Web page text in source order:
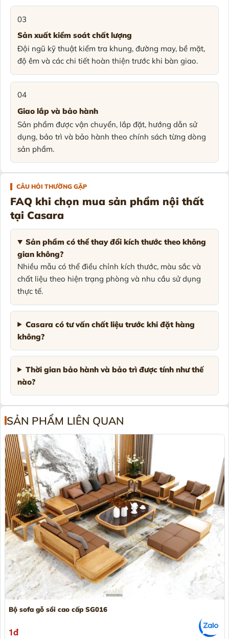
03
Sản xuất kiểm soát chất lượng
Đội ngũ kỹ thuật kiểm tra khung, đường may, bề mặt,
độ êm và các chi tiết hoàn thiện trước khi bàn giao.
04
Giao lắp và bảo hành
Sản phẩm được vận chuyển, lắp đặt, hướng dẫn sử
dụng, bảo trì và bảo hành theo chính sách từng dòng
sản phẩm.
CÂU HỎI THƯỜNG GẶP
FAQ khi chọn mua sản phẩm nội thất
tại Casara
Sản phẩm có thể thay đổi kích thước theo không
gian không?
Nhiều mẫu có thể điều chỉnh kích thước, màu sắc và
chất liệu theo hiện trạng phòng và nhu cầu sử dụng
thực tế.
Casara có tư vấn chất liệu trước khi đặt hàng
không?
Thời gian bảo hành và bảo trì được tính như thế
nào?
SẢN PHẨM LIÊN QUAN
Bộ sofa gỗ sồi cao cấp SG016
1đ